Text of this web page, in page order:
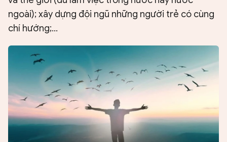
ngoài); xây dựng đội ngũ những người trẻ có cùng
chí hướng;...